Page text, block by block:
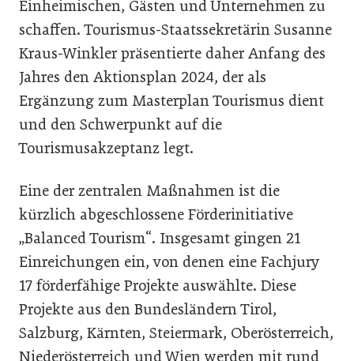
Einheimischen, Gästen und Unternehmen zu
schaffen. Tourismus-Staatssekretärin Susanne
Kraus-Winkler präsentierte daher Anfang des
Jahres den Aktionsplan 2024, der als
Ergänzung zum Masterplan Tourismus dient
und den Schwerpunkt auf die
Tourismusakzeptanz legt.
Eine der zentralen Maßnahmen ist die
kürzlich abgeschlossene Förderinitiative
„Balanced Tourism“. Insgesamt gingen 21
Einreichungen ein, von denen eine Fachjury
17 förderfähige Projekte auswählte. Diese
Projekte aus den Bundesländern Tirol,
Salzburg, Kärnten, Steiermark, Oberösterreich,
Niederösterreich und Wien werden mit rund